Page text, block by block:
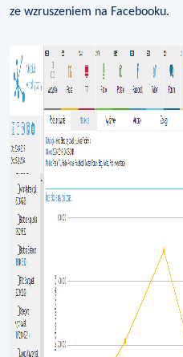
ze wzruszeniem na Facebooku.